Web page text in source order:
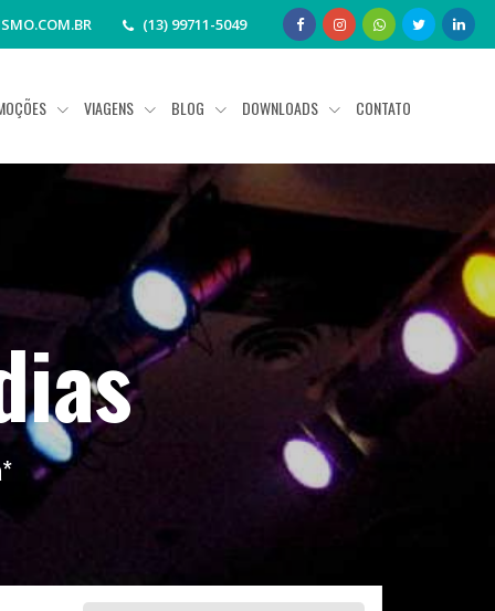
(13) 99711-5049
VIAGENS BLOG DOWNLOADS CONTATO
*